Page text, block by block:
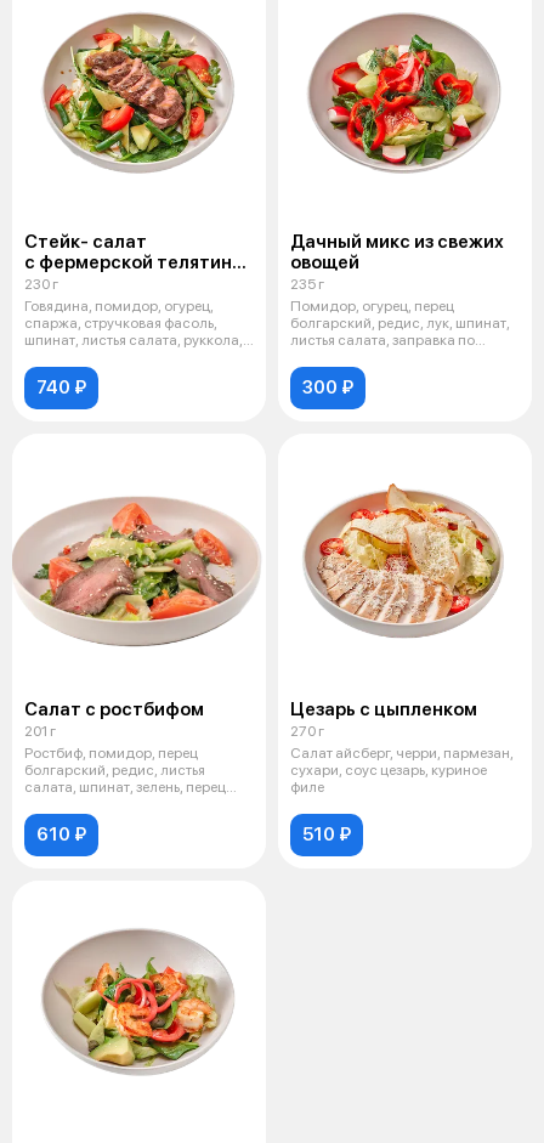
Стейк- салат
с фермерской телятиной
и спаржей
230 г
Говядина, помидор, огурец,
спаржа, стручковая фасоль,
шпинат, листья салата, руккола,
740 ₽
Дачный микс из свежих
овощей
235 г
Помидор, огурец, перец
болгарский, редис, лук, шпинат,
листья салата, заправка по
300 ₽
Салат с ростбифом
201 г
Ростбиф, помидор, перец
болгарский, редис, листья
салата, шпинат, зелень, перец
610 ₽
Цезарь с цыпленком
270 г
Салат айсберг, черри, пармезан,
сухари, соус цезарь, куриное
филе
510 ₽